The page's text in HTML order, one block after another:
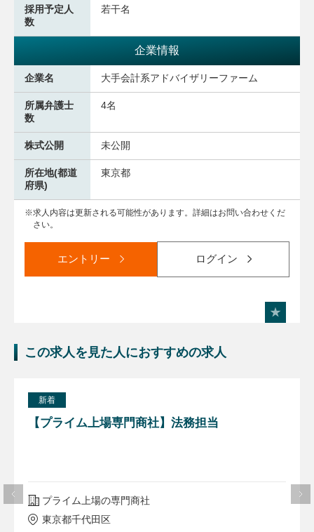
採用予定人
数
若干名
企業情報
企業名 大手会計系アドバイザリーファーム
所属弁護士
数
4名
株式公開 未公開
所在地(都道
府県)
東京都
求人内容は更新される可能性があります。詳細はお問い合わせくだ
さい。
エントリー ログイン
この求人を見た人におすすめの求人
新着
【プライム上場専門商社】法務担当
プライム上場の専門商社
東京都千代田区